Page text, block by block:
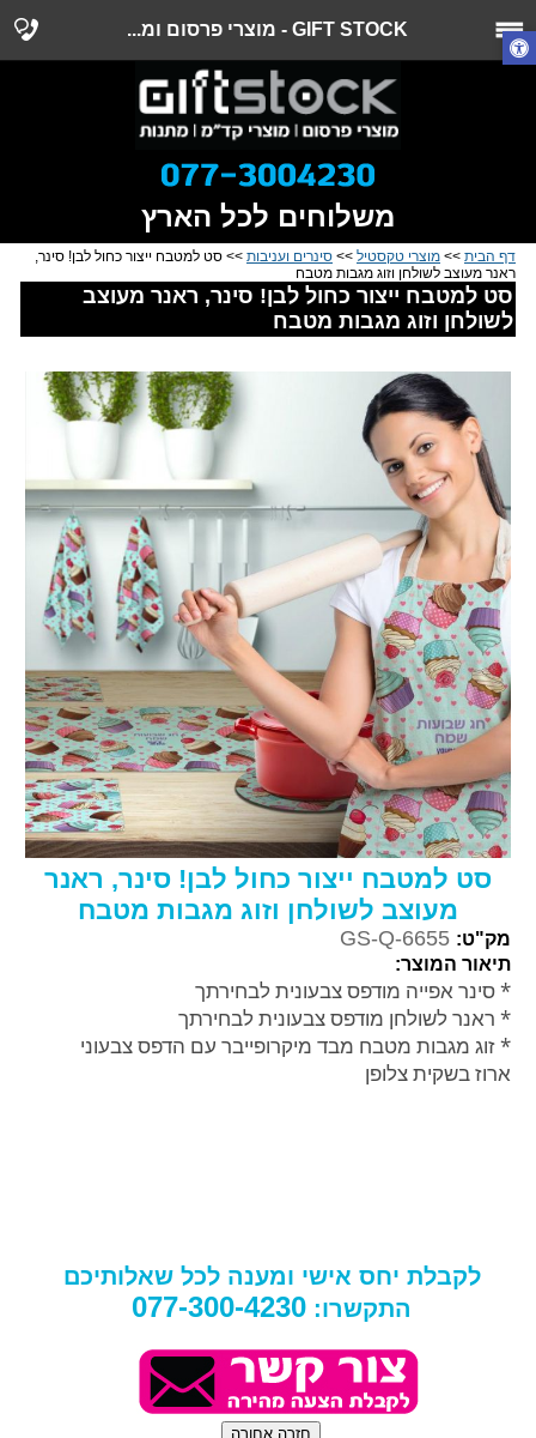
GIFT STOCK - מוצרי פרסום ומ...
משלוחים לכל הארץ
דף הבית >> מוצרי טקסטיל >> סינרים ועניבות >> סט למטבח ייצור כחול לבן! סינר,
ראנר מעוצב לשולחן וזוג מגבות מטבח
סט למטבח ייצור כחול לבן! סינר, ראנר מעוצב
לשולחן וזוג מגבות מטבח
סט למטבח ייצור כחול לבן! סינר, ראנר
מעוצב לשולחן וזוג מגבות מטבח
מק"ט: GS-Q-6655
תיאור המוצר:
* סינר אפייה מודפס צבעונית לבחירתך
* ראנר לשולחן מודפס צבעונית לבחירתך
* זוג מגבות מטבח מבד מיקרופייבר עם הדפס צבעוני
ארוז בשקית צלופן
לקבלת יחס אישי ומענה לכל שאלותיכם
התקשרו: 077-300-4230